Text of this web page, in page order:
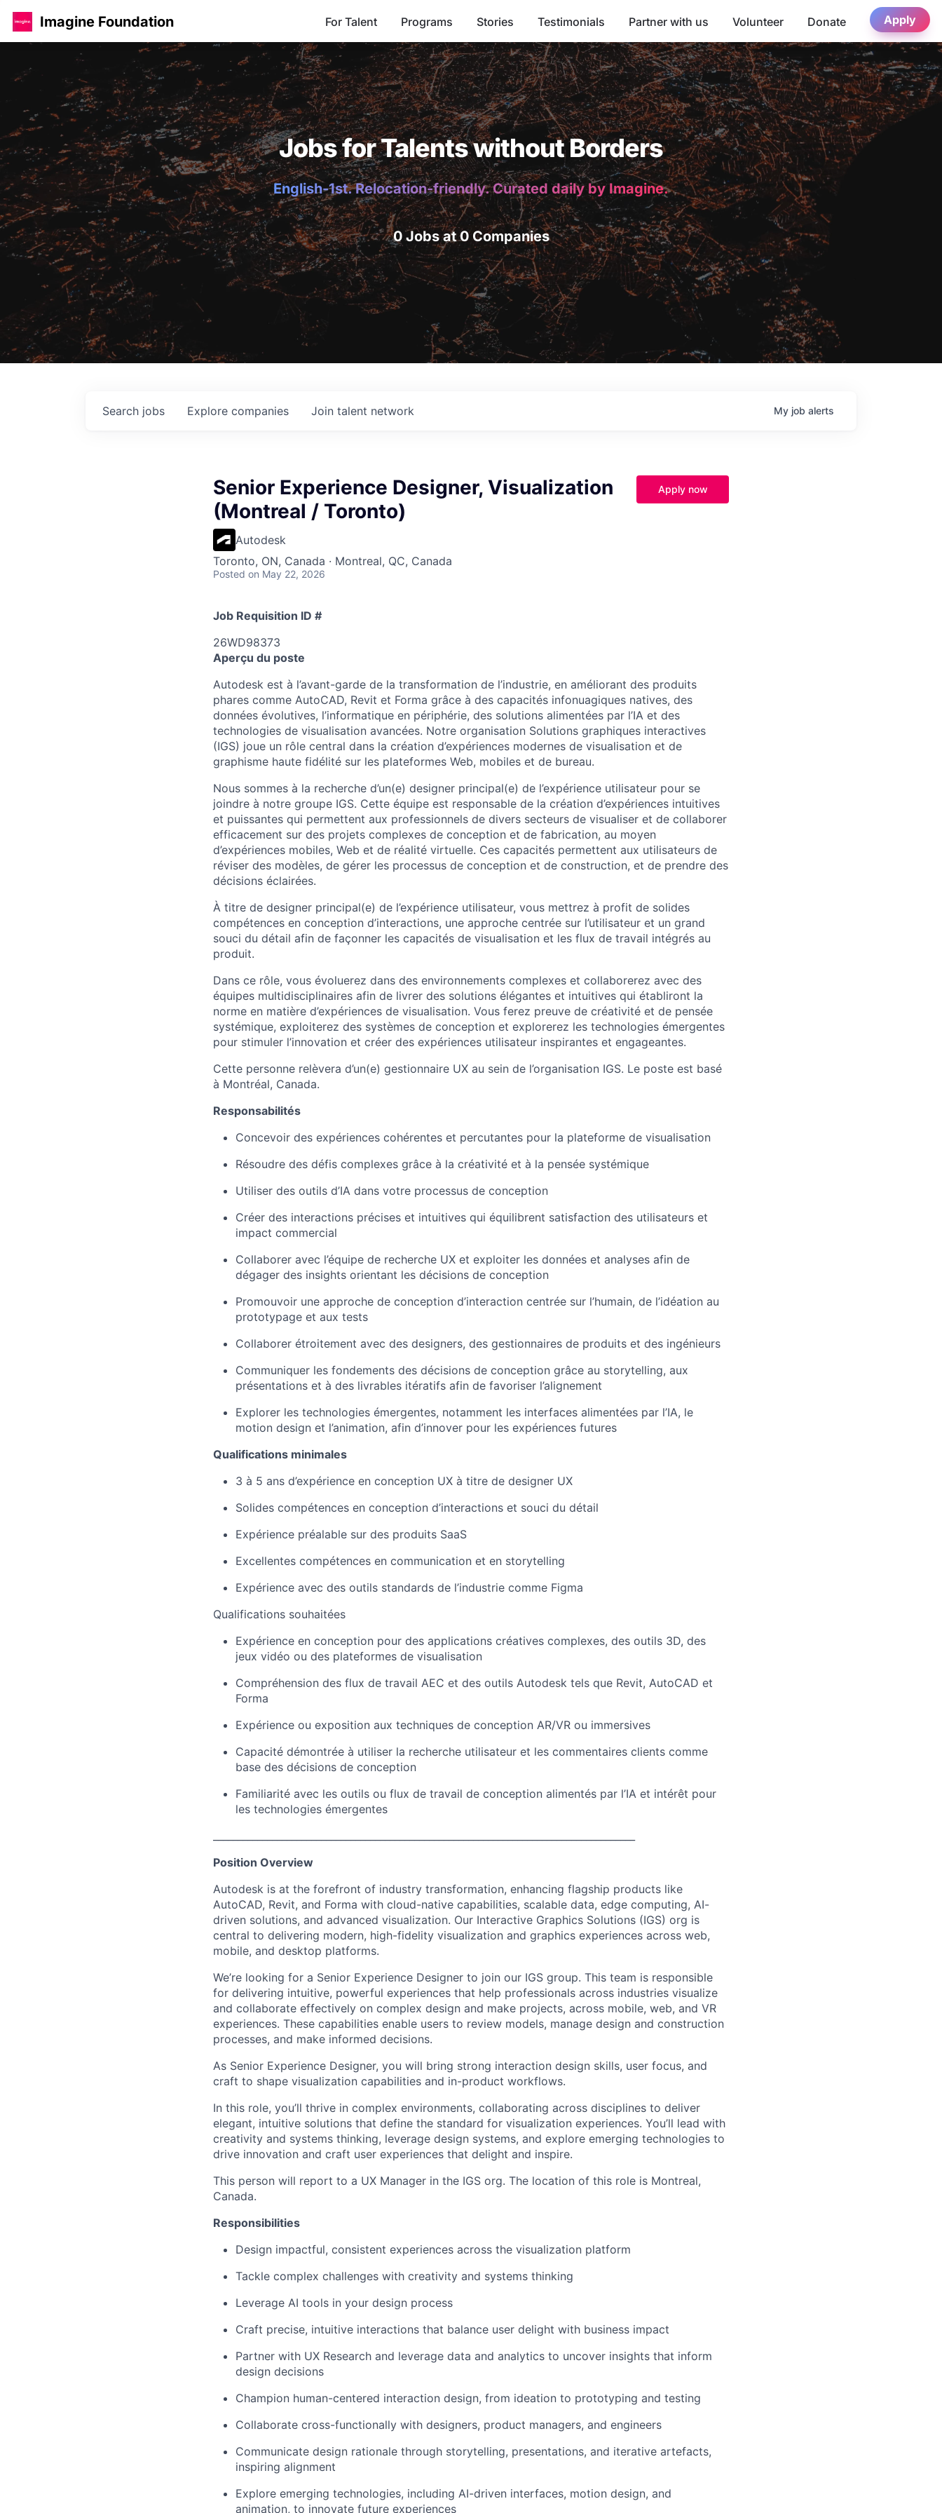
Imagine Foundation For Talent Programs Stories Testimonials Partner with us Volunteer Donate Apply
Jobs for Talents without Borders
English-1st. Relocation-friendly. Curated daily by Imagine.
0 Jobs at 0 Companies
Search jobs Explore companies Join talent network My job alerts
Senior Experience Designer, Visualization
(Montreal / Toronto)
Autodesk
Toronto, ON, Canada · Montreal, QC, Canada
Posted on May 22, 2026
Apply now
Job Requisition ID #
26WD98373
Aperçu du poste
Autodesk est à l’avant-garde de la transformation de l’industrie, en améliorant des produits
phares comme AutoCAD, Revit et Forma grâce à des capacités infonuagiques natives, des
données évolutives, l’informatique en périphérie, des solutions alimentées par l’IA et des
technologies de visualisation avancées. Notre organisation Solutions graphiques interactives
(IGS) joue un rôle central dans la création d’expériences modernes de visualisation et de
graphisme haute fidélité sur les plateformes Web, mobiles et de bureau.
Nous sommes à la recherche d’un(e) designer principal(e) de l’expérience utilisateur pour se
joindre à notre groupe IGS. Cette équipe est responsable de la création d’expériences intuitives
et puissantes qui permettent aux professionnels de divers secteurs de visualiser et de collaborer
efficacement sur des projets complexes de conception et de fabrication, au moyen
d’expériences mobiles, Web et de réalité virtuelle. Ces capacités permettent aux utilisateurs de
réviser des modèles, de gérer les processus de conception et de construction, et de prendre des
décisions éclairées.
À titre de designer principal(e) de l’expérience utilisateur, vous mettrez à profit de solides
compétences en conception d’interactions, une approche centrée sur l’utilisateur et un grand
souci du détail afin de façonner les capacités de visualisation et les flux de travail intégrés au
produit.
Dans ce rôle, vous évoluerez dans des environnements complexes et collaborerez avec des
équipes multidisciplinaires afin de livrer des solutions élégantes et intuitives qui établiront la
norme en matière d’expériences de visualisation. Vous ferez preuve de créativité et de pensée
systémique, exploiterez des systèmes de conception et explorerez les technologies émergentes
pour stimuler l’innovation et créer des expériences utilisateur inspirantes et engageantes.
Cette personne relèvera d’un(e) gestionnaire UX au sein de l’organisation IGS. Le poste est basé
à Montréal, Canada.
Responsabilités
Concevoir des expériences cohérentes et percutantes pour la plateforme de visualisation
Résoudre des défis complexes grâce à la créativité et à la pensée systémique
Utiliser des outils d’IA dans votre processus de conception
Créer des interactions précises et intuitives qui équilibrent satisfaction des utilisateurs et
impact commercial
Collaborer avec l’équipe de recherche UX et exploiter les données et analyses afin de
dégager des insights orientant les décisions de conception
Promouvoir une approche de conception d’interaction centrée sur l’humain, de l’idéation au
prototypage et aux tests
Collaborer étroitement avec des designers, des gestionnaires de produits et des ingénieurs
Communiquer les fondements des décisions de conception grâce au storytelling, aux
présentations et à des livrables itératifs afin de favoriser l’alignement
Explorer les technologies émergentes, notamment les interfaces alimentées par l’IA, le
motion design et l’animation, afin d’innover pour les expériences futures
Qualifications minimales
3 à 5 ans d’expérience en conception UX à titre de designer UX
Solides compétences en conception d’interactions et souci du détail
Expérience préalable sur des produits SaaS
Excellentes compétences en communication et en storytelling
Expérience avec des outils standards de l’industrie comme Figma
Qualifications souhaitées
Expérience en conception pour des applications créatives complexes, des outils 3D, des
jeux vidéo ou des plateformes de visualisation
Compréhension des flux de travail AEC et des outils Autodesk tels que Revit, AutoCAD et
Forma
Expérience ou exposition aux techniques de conception AR/VR ou immersives
Capacité démontrée à utiliser la recherche utilisateur et les commentaires clients comme
base des décisions de conception
Familiarité avec les outils ou flux de travail de conception alimentés par l’IA et intérêt pour
les technologies émergentes
Position Overview
Autodesk is at the forefront of industry transformation, enhancing flagship products like
AutoCAD, Revit, and Forma with cloud-native capabilities, scalable data, edge computing, AI-
driven solutions, and advanced visualization. Our Interactive Graphics Solutions (IGS) org is
central to delivering modern, high-fidelity visualization and graphics experiences across web,
mobile, and desktop platforms.
We’re looking for a Senior Experience Designer to join our IGS group. This team is responsible
for delivering intuitive, powerful experiences that help professionals across industries visualize
and collaborate effectively on complex design and make projects, across mobile, web, and VR
experiences. These capabilities enable users to review models, manage design and construction
processes, and make informed decisions.
As Senior Experience Designer, you will bring strong interaction design skills, user focus, and
craft to shape visualization capabilities and in-product workflows.
In this role, you’ll thrive in complex environments, collaborating across disciplines to deliver
elegant, intuitive solutions that define the standard for visualization experiences. You’ll lead with
creativity and systems thinking, leverage design systems, and explore emerging technologies to
drive innovation and craft user experiences that delight and inspire.
This person will report to a UX Manager in the IGS org. The location of this role is Montreal,
Canada.
Responsibilities
Design impactful, consistent experiences across the visualization platform
Tackle complex challenges with creativity and systems thinking
Leverage AI tools in your design process
Craft precise, intuitive interactions that balance user delight with business impact
Partner with UX Research and leverage data and analytics to uncover insights that inform
design decisions
Champion human-centered interaction design, from ideation to prototyping and testing
Collaborate cross-functionally with designers, product managers, and engineers
Communicate design rationale through storytelling, presentations, and iterative artefacts,
inspiring alignment
Explore emerging technologies, including AI-driven interfaces, motion design, and
animation, to innovate future experiences